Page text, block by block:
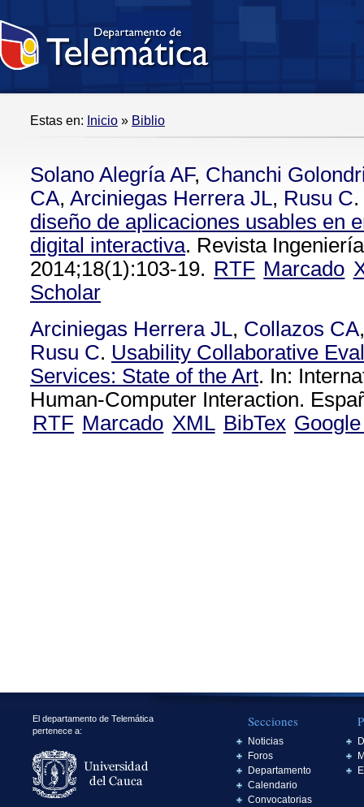
Estas en: Inicio » Biblio
Solano Alegría AF, Chanchi
CA, Arciniegas Herrera JL, Rusu C.
diseño de aplicaciones usables en
digital interactiva. Revista
2014;18(1):103-19. RTF Marcado
Scholar
Arciniegas Herrera JL, Collazos CA
Rusu C. Usability Collaborative
Services: State of the Art. In:
Human-Computer Interaction.
RTF Marcado XML BibTex
El departamento de Telemática
pertenece a:
Secciones
Noticias
Foros
Departamento
Calendario
Convocatorias